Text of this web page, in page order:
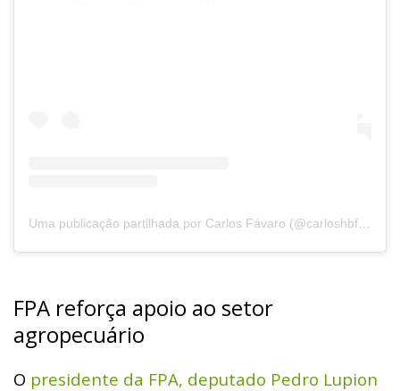
FPA reforça apoio ao setor
agropecuário
O presidente da FPA, deputado Pedro Lupion